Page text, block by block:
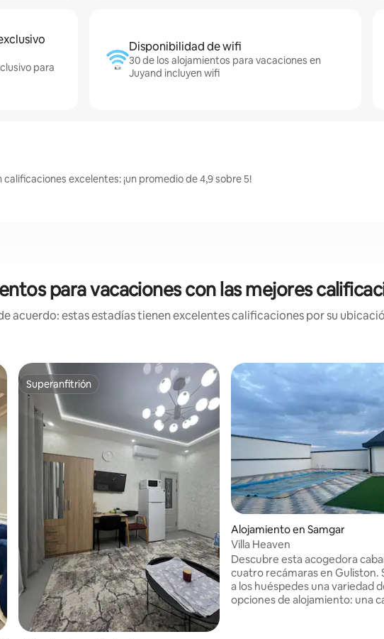
para
Disponibilidad de wifi
30 de los alojamientos para vacaciones en
Juyand incluyen wifi
excelentes: ¡un promedio de 4,9 sobre 5!
para vacaciones con las mejores
acuerdo: estas estadías tienen excelentes calificaciones por su
Superanfitrión
Superanfitrión
Alojamiento en Samgar
Villa Heaven
Descubre esta acogedora
cuatro recámaras en Guliston.
a los huéspedes una variedad
opciones de alojamiento: una